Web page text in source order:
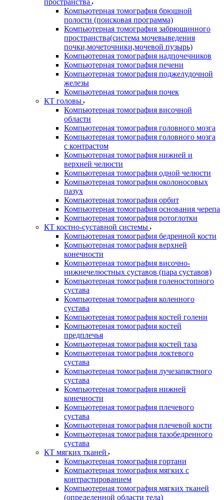
пространства
Компьютерная томография брюшной
полости (поисковая программа)
Компьютерная томография забрюшинного
пространства(система мочевыведения
почки,мочеточники,мочевой пузырь)
Компьютерная томография надпочечников
Компьютерная томография печени
Компьютерная томография поджелудочной
железы
Компьютерная томография почек
КТ головы
Компьютерная томография височной
области
Компьютерная томография головного мозга
Компьютерная томография головного мозга
с контрастом
Компьютерная томография нижней и
верхней челюсти
Компьютерная томография одной челюсти
Компьютерная томография околоносовых
пазух
Компьютерная томография орбит
Компьютерная томография основания черепа
Компьютерная томография ротоглотки
КТ костно-суставной системы
Компьютерная томография бедренной кости
Компьютерная томография верхней
конечности
Компьютерная томография височно-
нижнечелюстных суставов (пара суставов)
Компьютерная томография голеностопного
сустава
Компьютерная томография коленного
сустава
Компьютерная томография костей голени
Компьютерная томография костей
предплечья
Компьютерная томография костей таза
Компьютерная томография локтевого
сустава
Компьютерная томография лучезапястного
сустава
Компьютерная томография нижней
конечности
Компьютерная томография плечевого
сустава
Компьютерная томография плечевой кости
Компьютерная томография тазобедренного
сустава
КТ мягких тканей
Компьютерная томография гортани
Компьютерная томография мягких с
контрастированием
Компьютерная томография мягких тканей
(определенной области тела)